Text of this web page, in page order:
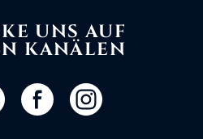
UNS AUF
KANÄLEN